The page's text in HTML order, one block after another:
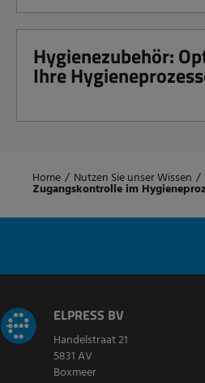
Hygienezubehör:
Ihre
Home / Nutzen Sie unser Wissen /
Zugangskontrolle im
ELPRESS BV
Handelstraat 21
5831 AV
Boxmeer